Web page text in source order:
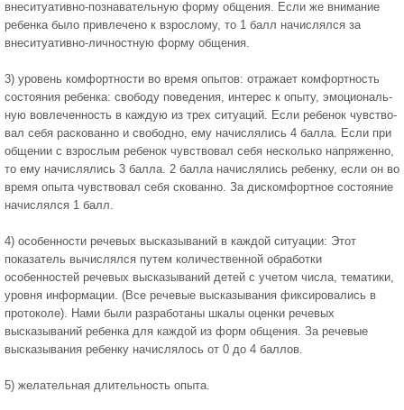
внеситуативно-познавательную форму общения. Если же внимание
ребенка было при­влечено к взрослому, то 1 балл начислялся за
внеситуативно-личностную форму общения.
3) уровень комфортности во время опытов: отражает комфортность
состояния ребенка: свободу поведения, интерес к опыту, эмоциональ­
ную вовлеченность в каждую из трех ситуаций. Если ребенок чувство­
вал себя раскованно и свободно, ему начислялись 4 балла. Если при
об­щении с взрослым ребенок чувствовал себя несколько напряженно,
то ему начислялись 3 балла. 2 балла начислялись ребенку, если он во
время опыта чувствовал себя скованно. За дискомфортное состояние
начис­лялся 1 балл.
4) особенности речевых высказываний в каждой ситуации: Этот
показатель вычислялся путем количественной обработки
особенностей речевых высказываний детей с учетом числа, тематики,
уровня инфор­мации. (Все речевые высказывания фиксировались в
протоколе). Нами были разработаны шкалы оценки речевых
высказываний ребенка для каждой из форм общения. За речевые
высказывания ребенку начисля­лось от 0 до 4 баллов.
5) желательная длительность опыта.